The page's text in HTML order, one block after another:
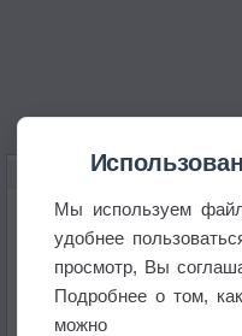
КАРТЫ ПОГОДЫ В
Температура
Давление
Осадки
Мы используем
удобнее
просмотр, Вы
Подробнее о том,
можно